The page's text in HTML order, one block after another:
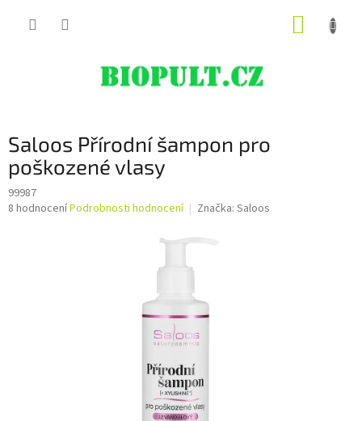
Saloos Přírodní šampon pro
poškozené vlasy
99987
Průměrné
8 hodnoceníPodrobnosti hodnocení Značka: Saloos